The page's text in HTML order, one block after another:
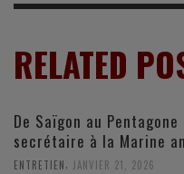
RELATED
De Saïgon au
secrétaire à la Marine
ENTRETIEN, JANVIER 21, 2026